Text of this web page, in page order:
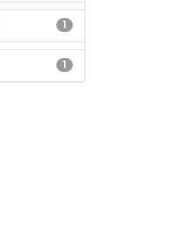
1
1